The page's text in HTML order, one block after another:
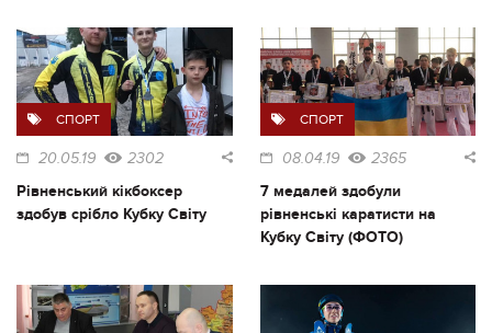
СПОРТ
20.05.19 2302
Рівненський кікбоксер
здобув срібло Кубку Світу
СПОРТ
08.04.19 2365
7 медалей здобули
рівненські каратисти на
Кубку Світу (ФОТО)